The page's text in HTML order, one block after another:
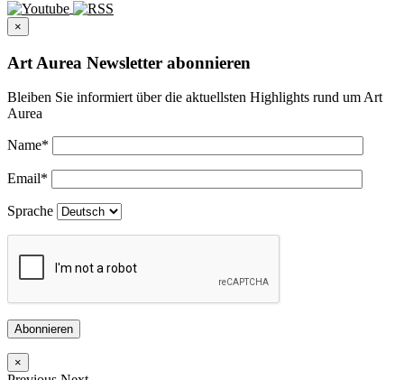
×
Art Aurea Newsletter abonnieren
Bleiben Sie informiert über die aktuellsten Highlights rund um Art
Aurea
Name*
Email*
Sprache
Abonnieren
×